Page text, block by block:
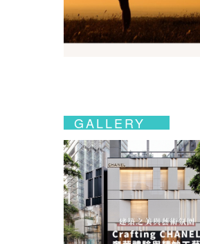
GALLERY